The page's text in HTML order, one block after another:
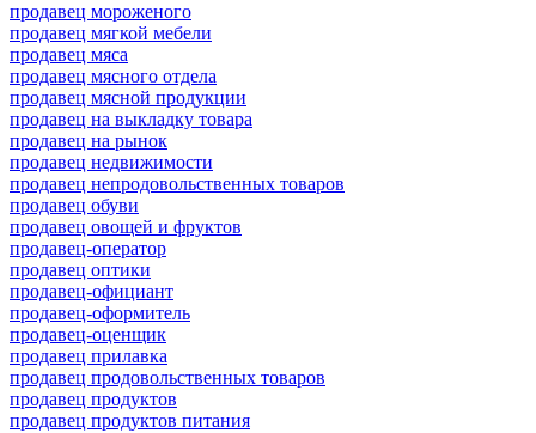
продавец мороженого
продавец мягкой мебели
продавец мяса
продавец мясного отдела
продавец мясной продукции
продавец на выкладку товара
продавец на рынок
продавец недвижимости
продавец непродовольственных товаров
продавец обуви
продавец овощей и фруктов
продавец-оператор
продавец оптики
продавец-официант
продавец-оформитель
продавец-оценщик
продавец прилавка
продавец продовольственных товаров
продавец продуктов
продавец продуктов питания